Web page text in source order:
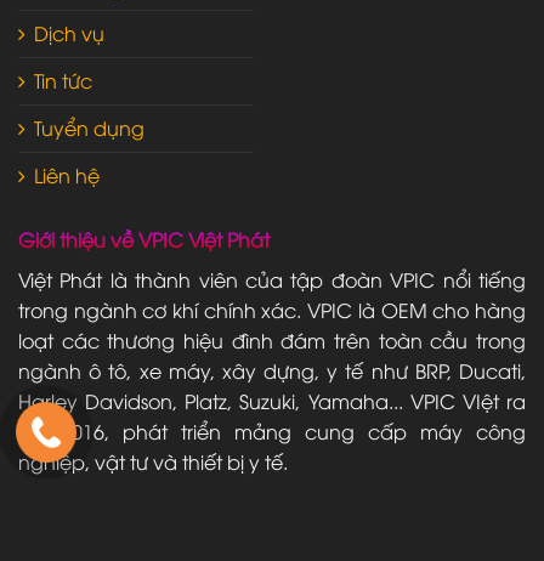
Dịch vụ
Tin tức
Tuyển dụng
Liên hệ
Giới thiệu về VPIC Việt Phát
Việt Phát là thành viên của tập đoàn VPIC nổi tiếng
trong ngành cơ khí chính xác. VPIC là OEM cho hàng
loạt các thương hiệu đình đám trên toàn cầu trong
ngành ô tô, xe máy, xây dựng, y tế như BRP, Ducati,
Harley Davidson, Platz, Suzuki, Yamaha... VPIC VIệt ra
đời 2016, phát triển mảng cung cấp máy công
nghiệp, vật tư và thiết bị y tế.